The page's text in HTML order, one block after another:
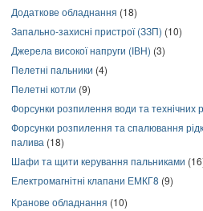
Додаткове обладнання (18)
Запально-захисні пристрої (ЗЗП) (10)
Джерела високої напруги (ІВН) (3)
Пелетні пальники (4)
Пелетні котли (9)
Форсунки розпилення води та технічних
Форсунки розпилення та спалювання
палива (18)
Шафи та щити керування пальниками
Електромагнітні клапани ЕМКГ8 (9)
Кранове обладнання (10)